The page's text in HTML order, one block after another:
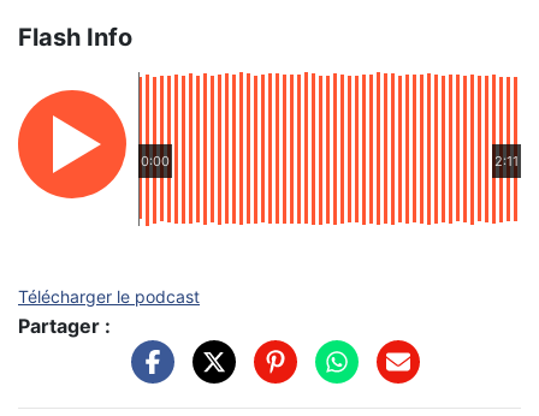
Flash Info
0:00 2:11
Télécharger le podcast
Partager :